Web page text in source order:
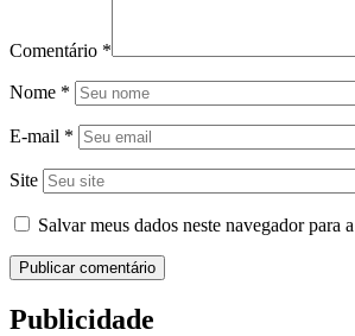
Comentário *
Nome *
E-mail *
Site
Salvar meus dados neste navegador para
Publicidade